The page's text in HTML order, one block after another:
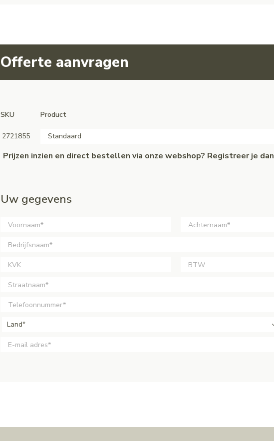
Offerte aanvragen
SKU Product
2721855 Standaard
Prijzen inzien en direct bestellen via onze webshop? Registreer je
Uw gegevens
Land*